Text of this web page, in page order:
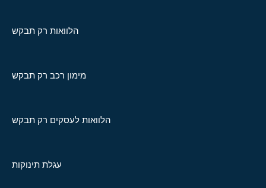
הלוואות רק תבקש
מימון רכב רק תבקש
הלוואות לעסקים רק תבקש
עגלת תינוקות